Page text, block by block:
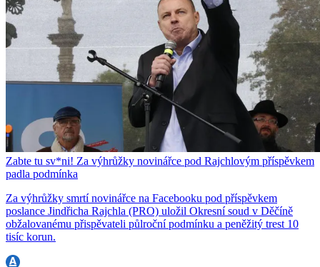
Zabte tu sv*ni! Za výhrůžky novinářce pod Rajchlovým příspěvkem
padla podmínka
Za výhrůžky smrtí novinářce na Facebooku pod příspěvkem
poslance Jindřicha Rajchla (PRO) uložil Okresní soud v Děčíně
obžalovanému přispěvateli půlroční podmínku a peněžitý trest 10
tisíc korun.